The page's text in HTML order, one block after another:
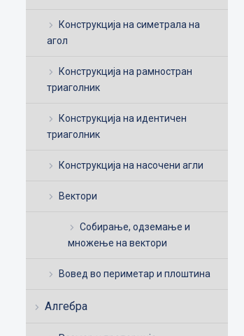
Конструкција на симетрала на
агол
Конструкција на рамностран
триаголник
Конструкција на идентичен
триаголник
Конструкција на насочени агли
Вектори
Собирање, одземање и
множење на вектори
Вовед во периметар и плоштина
Алгебра